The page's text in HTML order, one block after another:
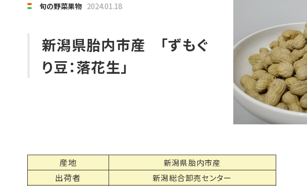
旬の野菜果物 2024.01.18
新潟県胎内市産 「ずもぐ
り豆：落花生」
産地 新潟県胎内市産
出荷者 新潟総合卸売センター